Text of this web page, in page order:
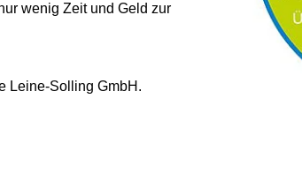
wenig Zeit und Geld zur
Leine-Solling GmbH.